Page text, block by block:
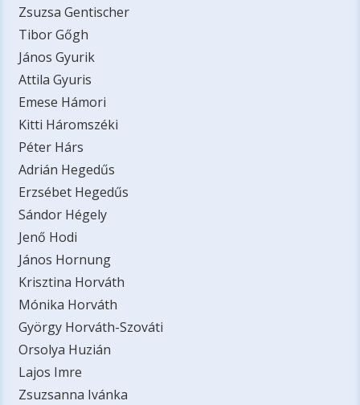
Zsuzsa Gentischer
Tibor Gőgh
János Gyurik
Attila Gyuris
Emese Hámori
Kitti Háromszéki
Péter Hárs
Adrián Hegedűs
Erzsébet Hegedűs
Sándor Hégely
Jenő Hodi
János Hornung
Krisztina Horváth
Mónika Horváth
György Horváth-Szováti
Orsolya Huzián
Lajos Imre
Zsuzsanna Ivánka